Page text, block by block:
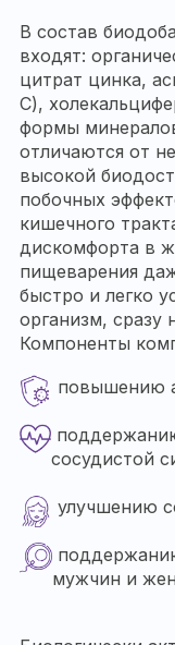
В состав
входят:
цитрат цинка,
С),
формы
отличаются от
высокой
побочных
кишечного
дискомфорта в
пищеварения
быстро и легко
организм, сразу
Компоненты
повышению
сосудистой
улучшению
мужчин и